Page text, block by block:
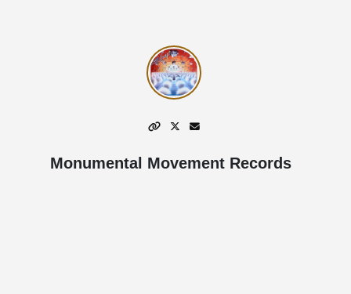
Monumental Movement Records